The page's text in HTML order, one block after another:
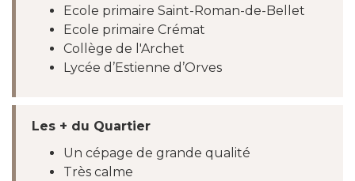
Ecole primaire Saint-Roman-de-Bellet
Ecole primaire Crémat
Collège de l'Archet
Lycée d’Estienne d’Orves
Les + du Quartier
Un cépage de grande qualité
Très calme